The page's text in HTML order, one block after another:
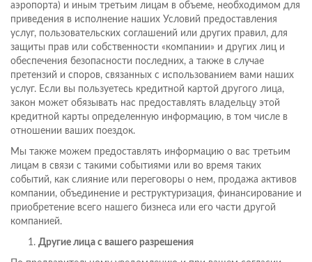
аэропорта) и иным третьим лицам в объеме, необходимом для
приведения в исполнение наших Условий предоставления
услуг, пользовательских соглашений или других правил, для
защиты прав или собственности «компании» и других лиц и
обеспечения безопасности последних, а также в случае
претензий и споров, связанных с использованием вами наших
услуг. Если вы пользуетесь кредитной картой другого лица,
закон может обязывать нас предоставлять владельцу этой
кредитной карты определенную информацию, в том числе в
отношении ваших поездок.
Мы также можем предоставлять информацию о вас третьим
лицам в связи с такими событиями или во время таких
событий, как слияние или переговоры о нем, продажа активов
компании, объединение и реструктуризация, финансирование и
приобретение всего нашего бизнеса или его части другой
компанией.
Другие лица с вашего разрешения